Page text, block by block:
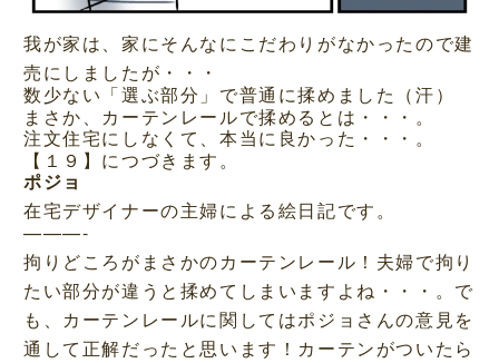
我が家は、家にそんなにこだわりがなかったので建
売にしましたが・・・
数少ない「選ぶ部分」で普通に揉めました（汗）
まさか、カーテンレールで揉めるとは・・・。
注文住宅にしなくて、本当に良かった・・・。
【１９】につづきます。
ポジョ
在宅デザイナーの主婦による絵日記です。
———-
拘りどころがまさかのカーテンレール！夫婦で拘り
たい部分が違うと揉めてしまいますよね・・・。で
も、カーテンレールに関してはポジョさんの意見を
通して正解だったと思います！カーテンがついたら